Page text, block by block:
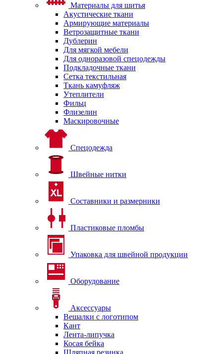
Материалы для шитья
Акустические ткани
Армирующие материалы
Ветрозащитные ткани
Дублерин
Для мягкой мебели
Для одноразовой спецодежды
Подкладочные ткани
Сетка текстильная
Ткань камуфляж
Утеплители
Фильц
Флизелин
Маскировочные
Спецодежда
Швейные нитки
Составники и размерники
Пластиковые пломбы
Упаковка для швейной продукции
Оборудование
Аксессуары
Вешалки с логотипом
Кант
Лента-липучка
Косая бейка
Шляпная резинка